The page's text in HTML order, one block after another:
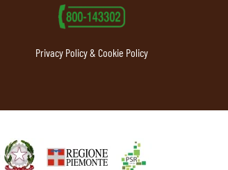
Privacy Policy & Cookie Policy